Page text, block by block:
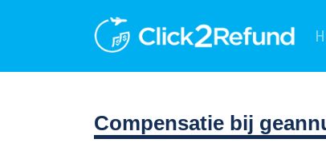
Compensatie bij